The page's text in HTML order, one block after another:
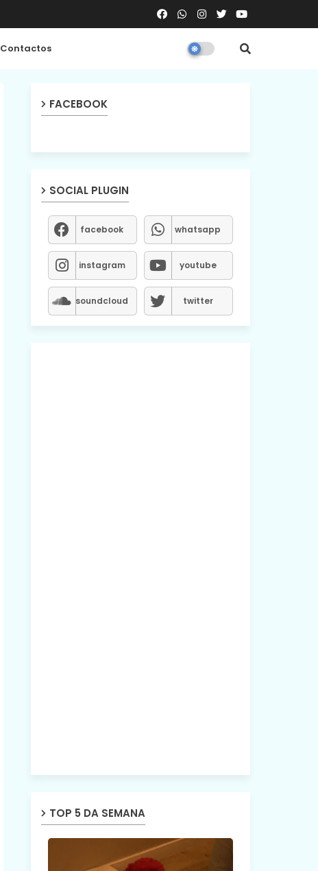
Contactos
FACEBOOK
SOCIAL PLUGIN
facebook whatsapp
instagram youtube
soundcloud twitter
TOP 5 DA SEMANA